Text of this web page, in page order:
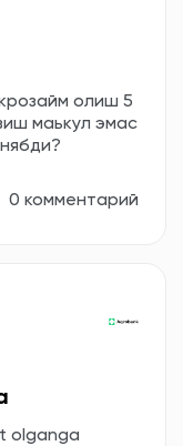
олиш 5
маькул эмас
0 комментарий
olganga